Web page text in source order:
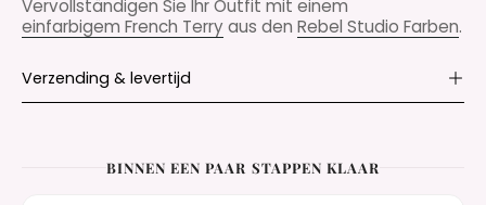
Vervollständigen Sie Ihr Outfit mit einem
einfarbigem French Terry aus den Rebel Studio Farben.
Verzending & levertijd
BINNEN EEN PAAR STAPPEN KLAAR